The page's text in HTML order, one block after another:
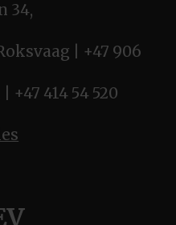
34,
| +47 906
414 54 520